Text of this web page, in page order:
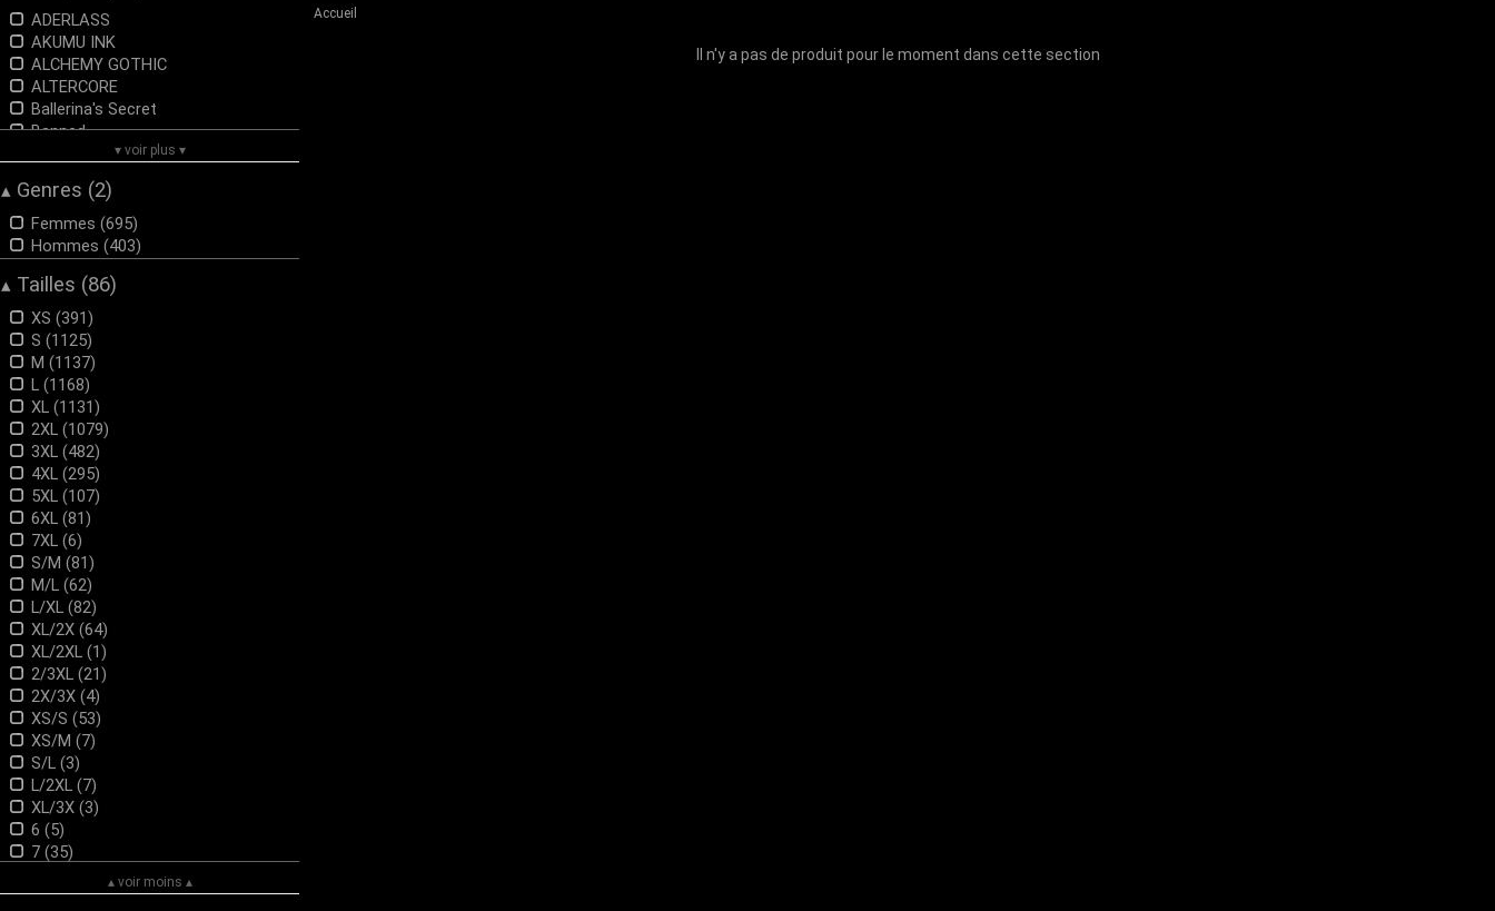
ADERLASS
AKUMU INK
ALCHEMY GOTHIC
ALTERCORE
Ballerina's Secret
Banned
BLACK HEART
BLACK PISTOLS
Brandit
BURLESKA
CHET ROCK
Collectif London
Dark In Love
DEMONIACULT
DEVIL FASHION
DISCOBOLE
Dolly and Dotty
ETNOX
FASHION LENTILLES
H&R LONDON
Heartless
HELL BUNNY
HOT ROD HELL CAT
HS
HYRAW
HYSTERIA INK
INNOVISON LENS
jawbreaker
Jolie Beauty
KILLSTAR
Lady Vintage
LIQUOR BRAND
Mr JACK
Myril Jewels
Nemesis now
NEW ROCK
OSX
Pamela Mann
PHAZE
POIZEN INDUSTRIES
▾ voir plus ▾
▴ Genres (2)
Femmes (695)
Hommes (403)
▴ Tailles (86)
XS (391)
S (1125)
M (1137)
L (1168)
XL (1131)
2XL (1079)
3XL (482)
4XL (295)
5XL (107)
6XL (81)
7XL (6)
S/M (81)
M/L (62)
L/XL (82)
XL/2X (64)
XL/2XL (1)
2/3XL (21)
2X/3X (4)
XS/S (53)
XS/M (7)
S/L (3)
L/2XL (7)
XL/3X (3)
6 (5)
7 (35)
9 (35)
▴ voir moins ▴
Accueil
Il n'y a pas de produit pour le moment dans cette section